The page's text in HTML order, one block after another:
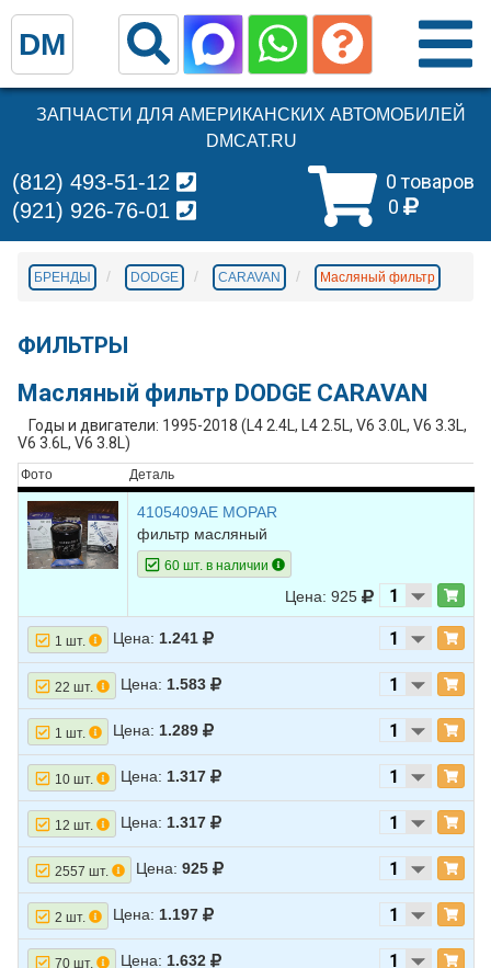
ЗАПЧАСТИ ДЛЯ АМЕРИКАНСКИХ АВТОМОБИЛЕЙ
DMCAT.RU
0 товаров
0
(812) 493-51-12
(921) 926-76-01
БРЕНДЫ DODGE CARAVAN Масляный фильтр
ФИЛЬТРЫ
Масляный фильтр DODGE CARAVAN
Годы и двигатели: 1995-2018 (L4 2.4L, L4 2.5L, V6 3.0L, V6 3.3L,
V6 3.6L, V6 3.8L)
Фото Деталь
4105409AE MOPAR
фильтр масляный
60 шт. в наличии
Цена: 925
1 шт. Цена: 1.241
22 шт. Цена: 1.583
1 шт. Цена: 1.289
10 шт. Цена: 1.317
12 шт. Цена: 1.317
2557 шт. Цена: 925
2 шт. Цена: 1.197
70 шт. Цена: 1.632
DM